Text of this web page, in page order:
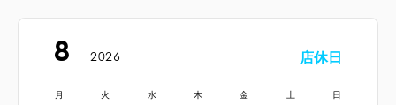
8 2026 店休日
月 火 水 木 金 土 日